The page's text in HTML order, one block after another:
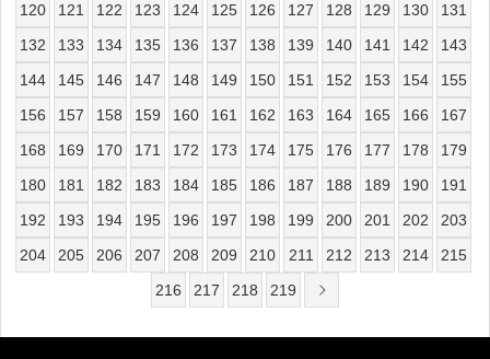
120
121 122 123 124 125 126 127 128 129 130
131
132
133 134 135 136 137 138 139 140 141 142
143
144
145 146 147 148 149 150 151 152 153 154
155
156
157 158 159 160 161 162 163 164 165 166
167
168
169 170 171 172 173 174 175 176 177 178
179
180
181 182 183 184 185 186 187 188 189 190
191
192
193 194 195 196 197 198 199 200 201 202
203
204
205 206 207 208 209 210 211 212 213 214
215
216
217 218 219